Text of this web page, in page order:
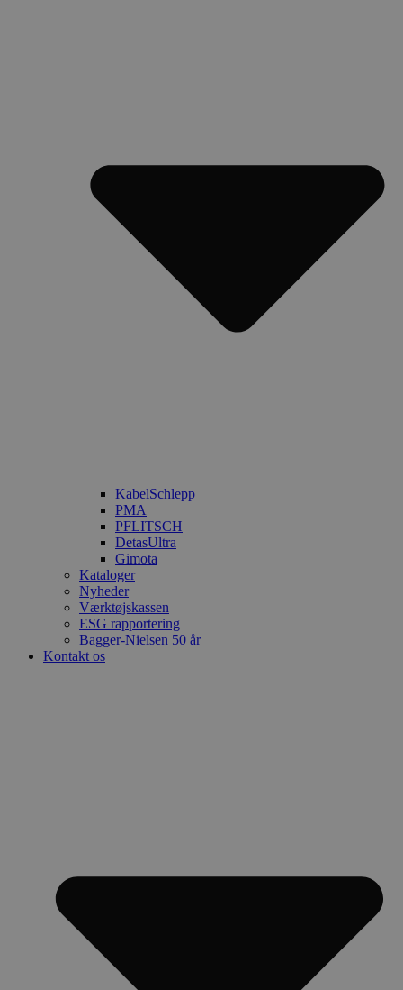
KabelSchlepp
PMA
PFLITSCH
DetasUltra
Gimota
Kataloger
Nyheder
Værktøjskassen
ESG rapportering
Bagger-Nielsen 50 år
Kontakt os